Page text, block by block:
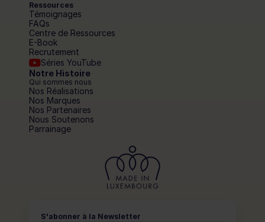
Ressources
Témoignages
FAQs
Centre de Ressources
E-Book
Recrutement
Séries YouTube
Notre Histoire
Qui sommes nous
Nos Réalisations
Nos Marques
Nos Partenaires
Nous Soutenons
Parrainage
S'abonner à la Newsletter